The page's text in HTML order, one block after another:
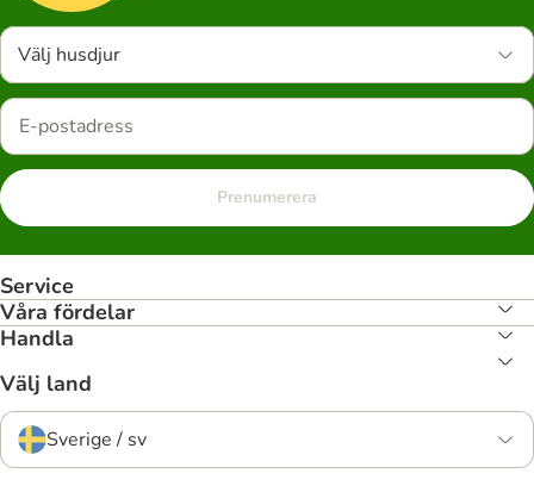
Välj husdjur
Prenumerera
Service
Våra fördelar
Handla
Välj land
Sverige / sv